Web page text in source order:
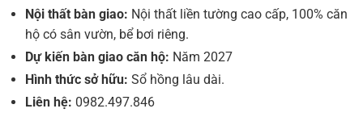
Nội thất bàn giao: Nội thất liền tường cao cấp, 100% căn
hộ có sân vườn, bể bơi riêng.
Dự kiến bàn giao căn hộ: Năm 2027
Hình thức sở hữu: Sổ hồng lâu dài.
Liên hệ: 0982.497.846